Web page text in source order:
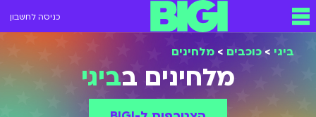
כניסה לחשבון
ביגי >כוכבים >מלחינים
מלחינים בביגי